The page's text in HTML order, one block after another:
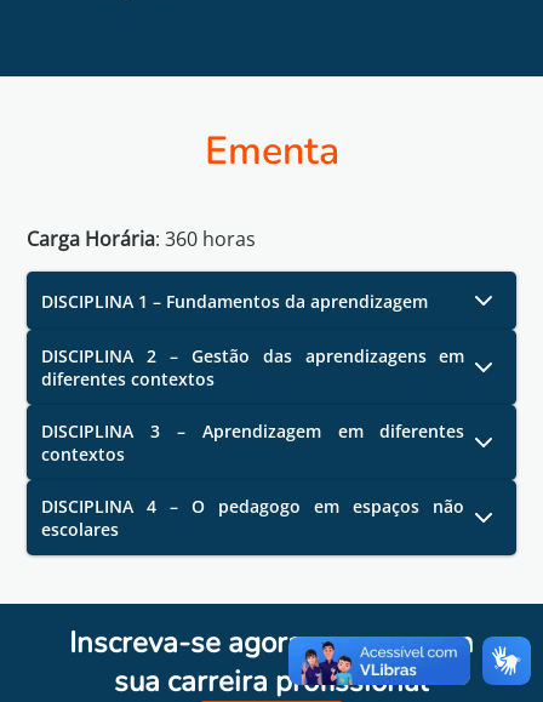
Ementa
Carga Horária:360 horas
DISCIPLINA 1 – Fundamentos da aprendizagem
DISCIPLINA 2 – Gestão das aprendizagens em
diferentes contextos
DISCIPLINA 3 – Aprendizagem em diferentes
contextos
DISCIPLINA 4 – O pedagogo em espaços não
escolares
Inscreva-se agora e avance em
sua carreira profissional